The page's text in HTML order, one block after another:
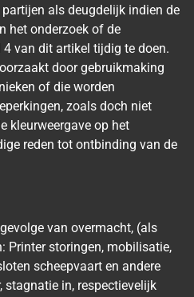
als deugdelijk indien de
het onderzoek of de
van dit artikel tijdig te doen.
door gebruikmaking
of die worden
zoals doch niet
kleurweergave op het
reden tot ontbinding van de
van overmacht, (als
Printer storingen, mobilisatie,
scheepvaart en andere
stagnatie in, respectievelijk